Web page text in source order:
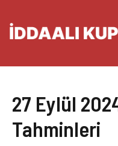
atla
27 Eylül
Tahminleri